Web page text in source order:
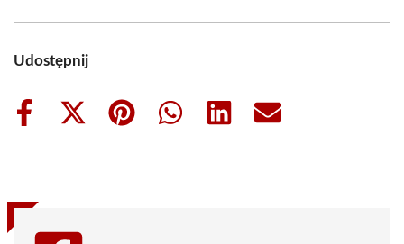
Udostępnij
Share
Share
(Twitter)
Share
Share
Share
Share